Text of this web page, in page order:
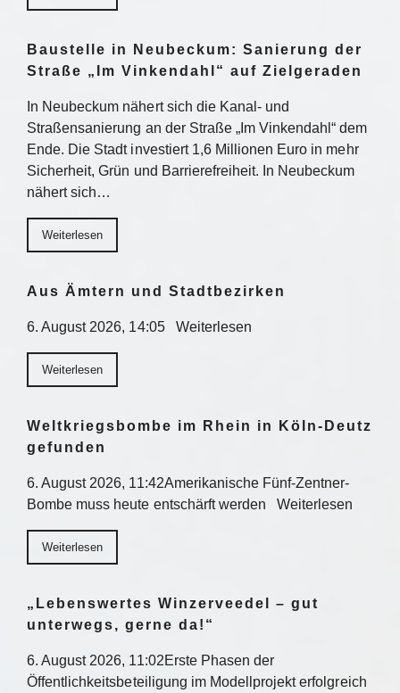
Baustelle in Neubeckum: Sanierung der
Straße „Im Vinkendahl“ auf Zielgeraden
In Neubeckum nähert sich die Kanal- und
Straßensanierung an der Straße „Im Vinkendahl“ dem
Ende. Die Stadt investiert 1,6 Millionen Euro in mehr
Sicherheit, Grün und Barrierefreiheit. In Neubeckum
nähert sich…
Weiterlesen
Aus Ämtern und Stadtbezirken
6. August 2026, 14:05 Weiterlesen
Weiterlesen
Weltkriegsbombe im Rhein in Köln-Deutz
gefunden
6. August 2026, 11:42Amerikanische Fünf-Zentner-
Bombe muss heute entschärft werden Weiterlesen
Weiterlesen
„Lebenswertes Winzerveedel – gut
unterwegs, gerne da!“
6. August 2026, 11:02Erste Phasen der
Öffentlichkeitsbeteiligung im Modellprojekt erfolgreich